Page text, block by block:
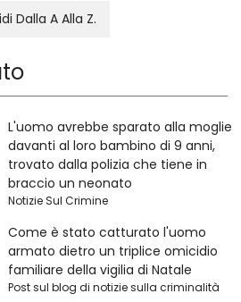
Dalla A Alla Z.
L'uomo avrebbe sparato alla moglie
davanti al loro bambino di 9 anni,
trovato dalla polizia che tiene in
braccio un neonato
Notizie Sul Crimine
Come è stato catturato l'uomo
armato dietro un triplice omicidio
familiare della vigilia di Natale
Post sul blog di notizie sulla criminalità